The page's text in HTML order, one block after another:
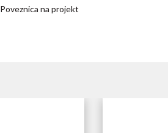
Poveznica na projekt